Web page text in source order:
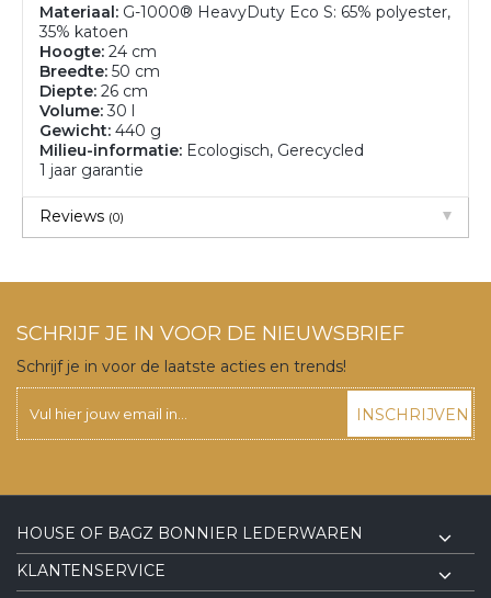
Materiaal: G-1000® HeavyDuty Eco S: 65% polyester,
35% katoen
Hoogte: 24 cm
Breedte: 50 cm
Diepte: 26 cm
Volume:30 l
Gewicht: 440 g
Milieu-informatie: Ecologisch, Gerecycled
1 jaar garantie
Reviews (0)
SCHRIJF JE IN VOOR DE NIEUWSBRIEF
Schrijf je in voor de laatste acties en trends!
INSCHRIJVEN
HOUSE OF BAGZ BONNIER LEDERWAREN
KLANTENSERVICE